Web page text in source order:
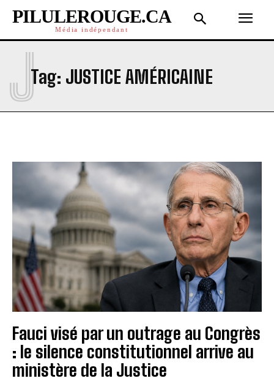
PILULEROUGE.CA
Média indépendant
Tag: JUSTICE AMÉRICAINE
J
Fauci visé par un outrage au Congrès
: le silence constitutionnel arrive au
ministère de la Justice